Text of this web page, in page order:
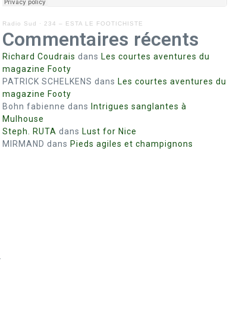
Radio Sud · 234 – ESTA LE FOOTICHISTE
Commentaires récents
Richard Coudrais dans Les courtes aventures du
magazine Footy
PATRICK SCHELKENS dans Les courtes aventures du
magazine Footy
Bohn fabienne dans
Intrigues sanglantes à
Mulhouse
Steph. RUTA dans Lust for Nice
MIRMAND dans Pieds agiles et champignons